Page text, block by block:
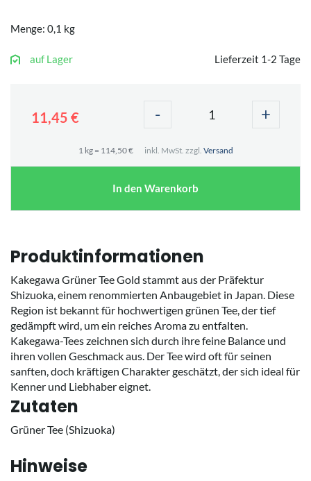
Menge: 0,1 kg
auf Lager Lieferzeit 1-2 Tage
11,45 € - +
1 kg = 114,50 € inkl. MwSt. zzgl. Versand
In den Warenkorb
Produktinformationen
Kakegawa Grüner Tee Gold stammt aus der Präfektur
Shizuoka, einem renommierten Anbaugebiet in Japan. Diese
Region ist bekannt für hochwertigen grünen Tee, der tief
gedämpft wird, um ein reiches Aroma zu entfalten.
Kakegawa-Tees zeichnen sich durch ihre feine Balance und
ihren vollen Geschmack aus. Der Tee wird oft für seinen
sanften, doch kräftigen Charakter geschätzt, der sich ideal für
Kenner und Liebhaber eignet.
Zutaten
Grüner Tee (Shizuoka)
Hinweise